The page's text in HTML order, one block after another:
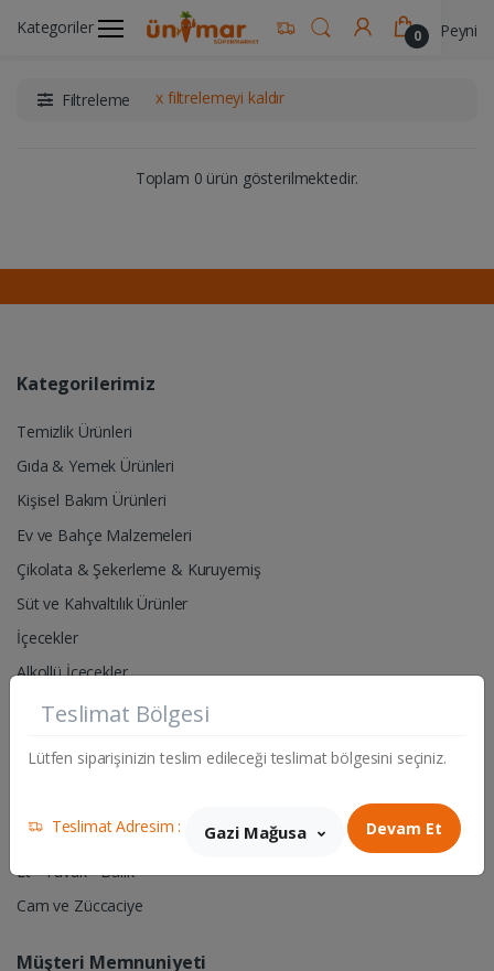
Kategoriler 0
Ünimar Anasayfa Süt ve Kahvaltılık Ürünler Peynir
Filtreleme x filtrelemeyi kaldır
Toplam 0 ürün gösterilmektedir.
Kategorilerimiz
Temizlik Ürünleri
Gıda & Yemek Ürünleri
Kişisel Bakım Ürünleri
Ev ve Bahçe Malzemeleri
Çikolata & Şekerleme & Kuruyemiş
Süt ve Kahvaltılık Ürünler
İçecekler
Alkollü İçecekler
Pet Shop- Hayvan Yem & Aksesuarları
Hırdavat & Elektrik Malzemeleri
Manav
Et - Tavuk - Balık
Cam ve Züccaciye
Müşteri Memnuniyeti
Teslimat Bölgesi
Lütfen siparişinizin teslim edileceği teslimat bölgesini seçiniz.
Teslimat Adresim : Gazi Mağusa Devam Et